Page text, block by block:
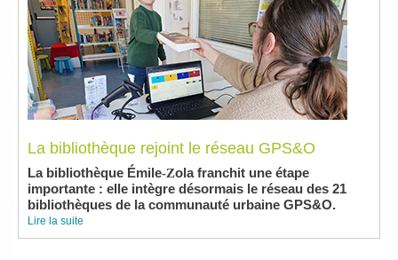
La bibliothèque rejoint le réseau GPS&O
La bibliothèque Émile-Zola franchit une étape
importante : elle intègre désormais le réseau des 21
bibliothèques de la communauté urbaine GPS&O.
Lire la suite